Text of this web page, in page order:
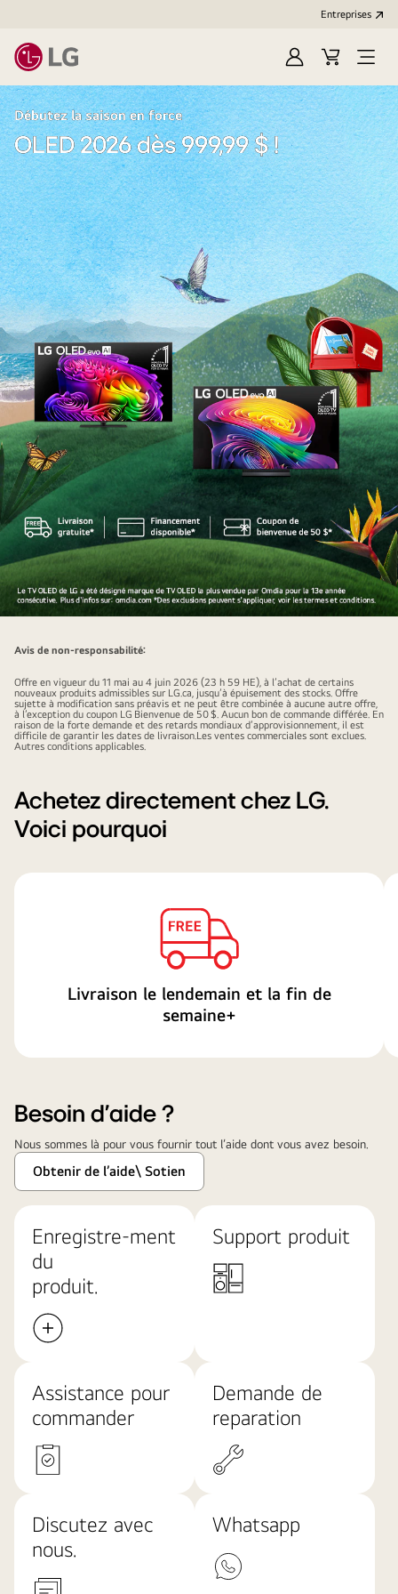
Entreprises​
Ouvrir
session
Cart
Open
Menu
vie
cinéma
maison
4K
avec
Débutez la saison en force
OLED 2026 dès 999,99 $ !
Avis de non-responsabilité:
Offre en vigueur du 11 mai au 4 juin 2026 (23 h 59 HE), à l’achat de certains
nouveaux produits admissibles sur LG.ca, jusqu’à épuisement des stocks. Offre
sujette à modification sans préavis et ne peut être combinée à aucune autre offre,
à l’exception du coupon LG Bienvenue de 50 $. Aucun bon de commande différée. En
raison de la forte demande et des retards mondiaux d’approvisionnement, il est
difficile de garantir les dates de livraison.Les ventes commerciales sont exclues.
Autres conditions applicables.
Achetez directement chez LG.
Voici pourquoi
Livraison le lendemain et la fin de
semaine+
Besoin d'aide ?
Nous sommes là pour vous fournir tout l’aide dont vous avez besoin​.
Obtenir de l’aide\ Sotien
Enregistre-ment
du
produit.
Support produit
Assistance pour
commander
Demande de
reparation​
Discutez avec
nous.
Whatsapp